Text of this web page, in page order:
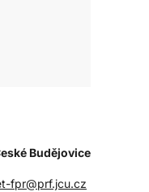
Budějovice
fpr@prf.jcu.cz